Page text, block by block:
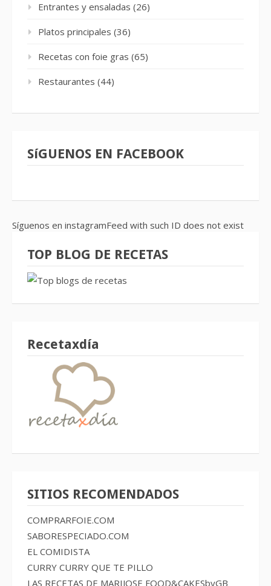
Entrantes y ensaladas (26)
Platos principales (36)
Recetas con foie gras (65)
Restaurantes (44)
SíGUENOS EN FACEBOOK
Síguenos en instagramFeed with such ID does not exist
TOP BLOG DE RECETAS
Recetaxdía
SITIOS RECOMENDADOS
COMPRARFOIE.COM
SABORESPECIADO.COM
EL COMIDISTA
CURRY CURRY QUE TE PILLO
LAS RECETAS DE MARIJOSE FOOD&CAKESbyGB